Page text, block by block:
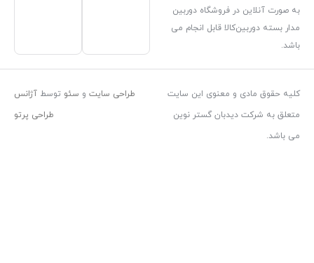
دوربین
قابل انجام می
این سایت
گستر نوین
طراحی سایتو توسطآژانس